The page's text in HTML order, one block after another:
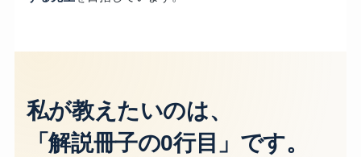
私が教えたいのは、
「解説冊子の0行目」です。